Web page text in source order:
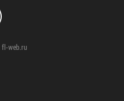
fl-web.ru